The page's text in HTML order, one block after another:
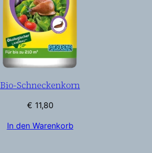
Bio-Schneckenkorn
€ 11,80
In den Warenkorb